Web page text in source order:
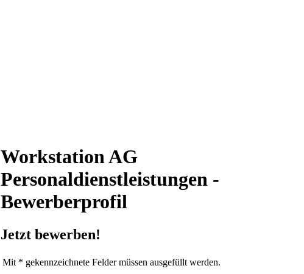
Workstation AG
Personaldienstleistungen -
Bewerberprofil
Jetzt bewerben!
Mit * gekennzeichnete Felder müssen ausgefüllt werden.